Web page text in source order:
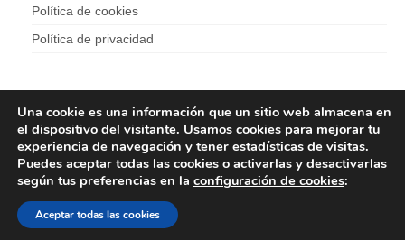
Política de cookies
Política de privacidad
© 2026 Piraita - WordPress Theme by
Una cookie es una información que un sitio web almacena en
el dispositivo del visitante. Usamos cookies para mejorar tu
experiencia de navegación y tener estadísticas de visitas.
Puedes aceptar todas las cookies o activarlas y desactivarlas
según tus preferencias en la configuración de cookies:
Aceptar todas las cookies